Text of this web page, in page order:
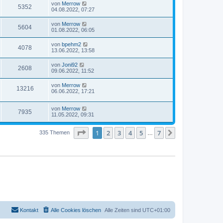
5352 von Merrow
04.08.2022, 07:27
5604 von Merrow
01.08.2022, 06:05
4078 von bpehm2
13.06.2022, 13:58
2608 von Joni92
09.06.2022, 11:52
13216 von Merrow
06.06.2022, 17:21
7935 von Merrow
11.05.2022, 09:31
335 Themen Seite von7
1 2 3 4 5 7
Alle Zeiten sind UTC+01:00
Alle Cookies löschen
Kontakt